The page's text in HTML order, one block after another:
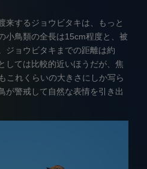
来するジョウビタキは、もっと
小鳥類の全長は15cm程度と、被
ジョウビタキまでの距離は約
しては比較的近いほうだが、焦
これくらいの大きさにしか写ら
が警戒して自然な表情を引き出